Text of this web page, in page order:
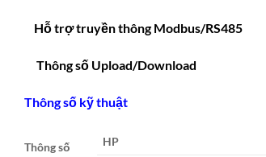
Hỗ trợ truyền thông Modbus/RS485
Thông số Upload/Download
Thông số kỹ thuật
Thông số
HP